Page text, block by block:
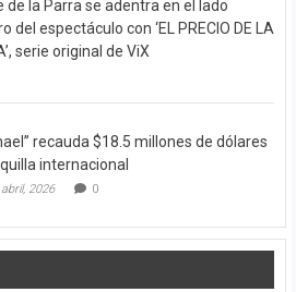
de la Parra se adentra en el lado
del espectáculo con ‘EL PRECIO DE LA
serie original de ViX
recauda $18.5 millones de dólares
internacional
2026 0